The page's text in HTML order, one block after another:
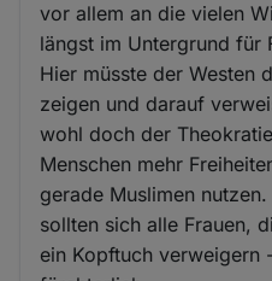
vor allem an die vielen
längst im Untergrund für
Hier müsste der Westen
zeigen und darauf
wohl doch der
Menschen mehr
gerade Muslimen
sollten sich alle Frauen,
ein Kopftuch verweigern